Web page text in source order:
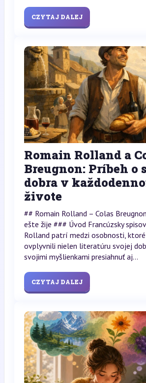
CZYTAJ DALEJ
Romain Rolland a
Breugnon: Príbeh o
dobra v
živote
## Romain Rolland – Colas
ešte žije ### Úvod Francúzsky
Rolland patrí medzi osobnosti,
ovplyvnili nielen literatúru svojej
svojimi myšlienkami presiahnuť aj...
CZYTAJ DALEJ